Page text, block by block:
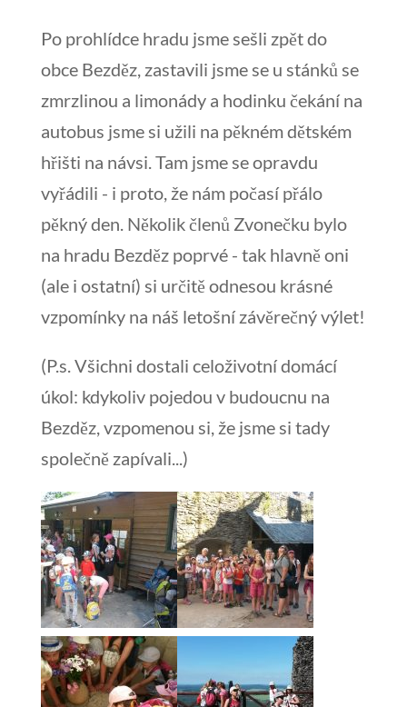
Po prohlídce hradu jsme sešli zpět do
obce Bezděz, zastavili jsme se u stánků se
zmrzlinou a limonády a hodinku čekání na
autobus jsme si užili na pěkném dětském
hřišti na návsi. Tam jsme se opravdu
vyřádili - i proto, že nám počasí přálo
pěkný den. Několik členů Zvonečku bylo
na hradu Bezděz poprvé - tak hlavně oni
(ale i ostatní) si určitě odnesou krásné
vzpomínky na náš letošní závěrečný výlet!
(P.s. Všichni dostali celoživotní domácí
úkol: kdykoliv pojedou v budoucnu na
Bezděz, vzpomenou si, že jsme si tady
společně zapívali...)